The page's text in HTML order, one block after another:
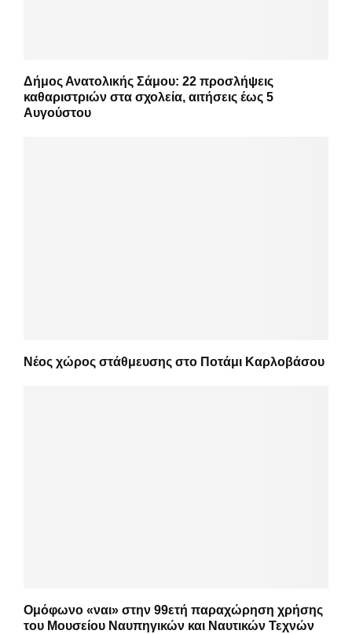
Δήμος Ανατολικής Σάμου: 22 προσλήψεις
καθαριστριών στα σχολεία, αιτήσεις έως 5
Αυγούστου
Νέος χώρος στάθμευσης στο Ποτάμι Καρλοβάσου
Ομόφωνο «ναι» στην 99ετή παραχώρηση χρήσης
του Μουσείου Ναυπηγικών και Ναυτικών Τεχνών